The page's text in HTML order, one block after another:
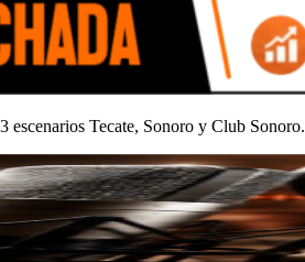
escenarios Tecate, Sonoro y Club Sonoro.